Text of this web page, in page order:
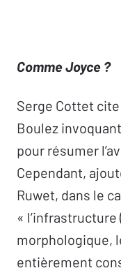
Comme Joyce ?
Serge Cottet
Boulez
pour résumer
Cependant,
Ruwet, dans le
«
morphologique,
entièrement